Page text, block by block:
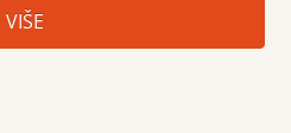
VIŠE